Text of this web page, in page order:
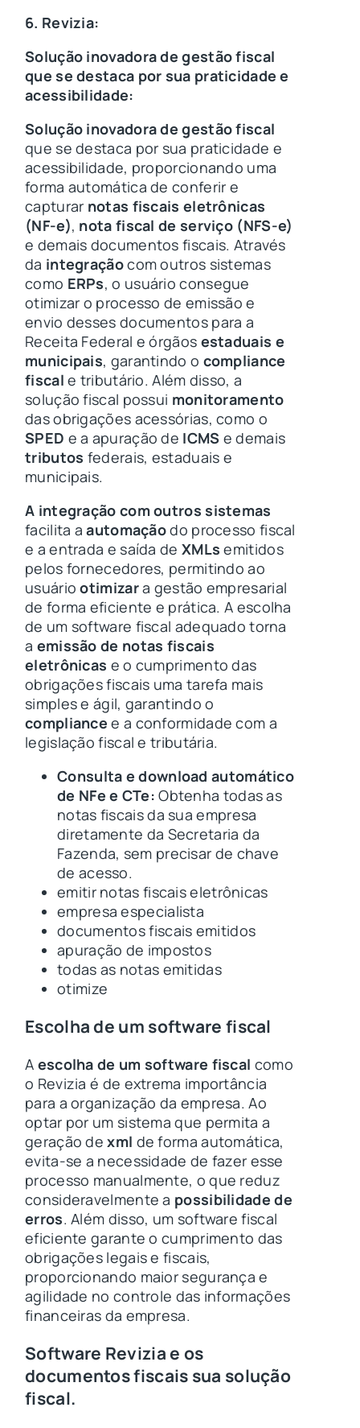
6. Revizia:
Solução inovadora de gestão fiscal
que se destaca por sua praticidade e
acessibilidade:
Solução inovadora de gestão fiscal
que se destaca por sua praticidade e
acessibilidade, proporcionando uma
forma automática de conferir e
capturar notas fiscais eletrônicas
(NF-e), nota fiscal de serviço (NFS-e)
e demais documentos fiscais. Através
da integraçãocom outros sistemas
como ERPs, o usuário consegue
otimizar o processo de emissão e
envio desses documentos para a
Receita Federal e órgãos estaduais e
municipais, garantindo o compliance
fiscal e tributário. Além disso, a
solução fiscal possui monitoramento
das obrigações acessórias, como o
SPED e a apuração de ICMS e demais
tributos federais, estaduais e
municipais.
A integração com outros sistemas
facilita aautomaçãodo processo fiscal
e a entrada e saída de XMLs emitidos
pelos fornecedores, permitindo ao
usuáriootimizara gestão empresarial
de forma eficiente e prática. A escolha
de um software fiscal adequado torna
a emissão de notas fiscais
eletrônicas e o cumprimento das
obrigações fiscais uma tarefa mais
simples e ágil, garantindo o
compliance e a conformidade com a
legislação fiscal e tributária.
Consulta e download automático
de NFe e CTe: Obtenha todas as
notas fiscais da sua empresa
diretamente da Secretaria da
Fazenda, sem precisar de chave
de acesso.
emitir notas fiscais eletrônicas
empresa especialista
documentos fiscais emitidos
apuração de impostos
todas as notas emitidas
otimize
Escolha de um software fiscal
A escolha de um software fiscal como
o Revizia é de extrema importância
para a organização da empresa. Ao
optar por um sistema que permita a
geração dexml de forma automática,
evita-se a necessidade de fazer esse
processo manualmente, o que reduz
consideravelmente a possibilidade de
erros. Além disso, um software fiscal
eficiente garante o cumprimento das
obrigações legais e fiscais,
proporcionando maior segurança e
agilidade no controle das informações
financeiras da empresa.
Software Revizia e os
documentos fiscais sua solução
fiscal.